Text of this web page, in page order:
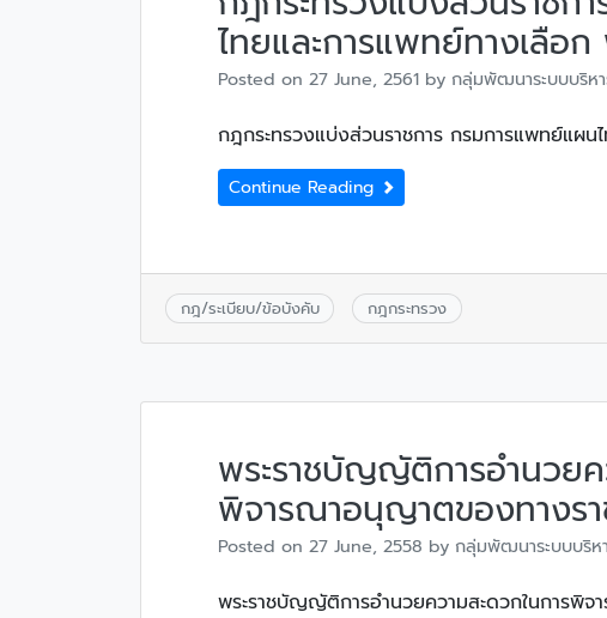
ไทยและการแพทย์ทางเลือ
Posted on 27 June, 2561 by กลุ่มพัฒนาระบบบริห
กฎกระทรวงแบ่งส่วนราชการ กรมการแพทย์แผน
Continue Reading
กฎ/ระเบียบ/ข้อบังคับ กฎกระทรวง
พระราชบัญญัติการอำนวยค
พิจารณาอนุญาตของทางรา
Posted on 27 June, 2558 by กลุ่มพัฒนาระบบบริห
พระราชบัญญัติการอำนวยความสะดวกในการพิ